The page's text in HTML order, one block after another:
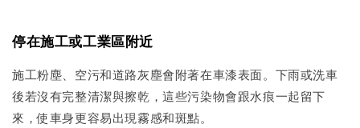
停在施工或工業區附近
施工粉塵、空污和道路灰塵會附著在車漆表面。下雨或洗車
後若沒有完整清潔與擦乾，這些污染物會跟水痕一起留下
來，使車身更容易出現霧感和斑點。